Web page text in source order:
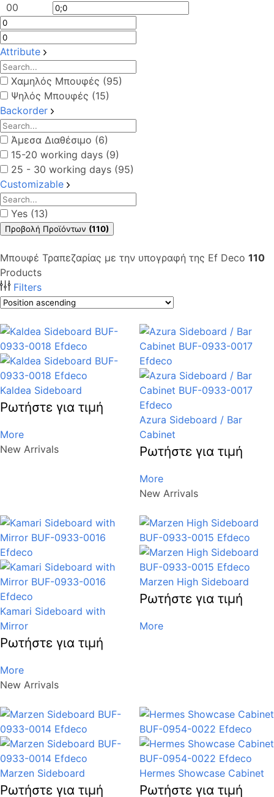
00
Attribute
Χαμηλός Μπουφές (95)
Ψηλός Μπουφές (15)
Backorder
Άμεσα Διαθέσιμο (6)
15-20 working days (9)
25 - 30 working days (95)
Customizable
Yes (13)
Προβολή Προϊόντων (110)
Μπουφέ Τραπεζαρίας με την υπογραφή της Ef Deco 110
Products
Filters
Kaldea Sideboard
Ρωτήστε για τιμή
More
New Arrivals
Azura Sideboard / Bar
Cabinet
Ρωτήστε για τιμή
More
New Arrivals
Kamari Sideboard with
Mirror
Ρωτήστε για τιμή
More
New Arrivals
Marzen High Sideboard
Ρωτήστε για τιμή
More
Marzen Sideboard
Ρωτήστε για τιμή
Hermes Showcase Cabinet
Ρωτήστε για τιμή